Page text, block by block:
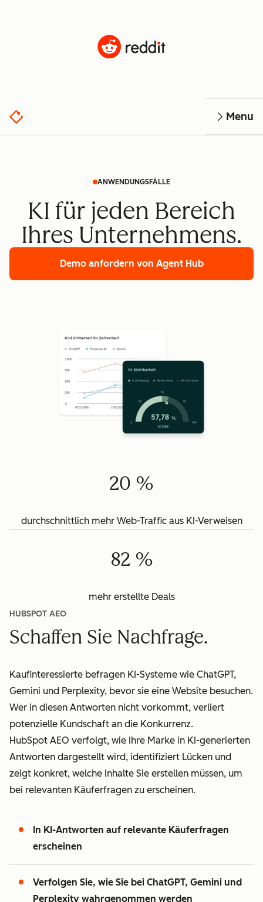
Menu
ANWENDUNGSFÄLLE
KI für jeden Bereich
Ihres Unternehmens.
Demo anfordern von Agent Hub
20 %
durchschnittlich mehr Web-Traffic aus KI-Verweisen
82 %
mehr erstellte Deals
HUBSPOT AEO
Schaffen Sie Nachfrage.
Kaufinteressierte befragen KI-Systeme wie ChatGPT,
Gemini und Perplexity, bevor sie eine Website besuchen.
Wer in diesen Antworten nicht vorkommt, verliert
potenzielle Kundschaft an die Konkurrenz.
HubSpot AEO verfolgt, wie Ihre Marke in KI-generierten
Antworten dargestellt wird, identifiziert Lücken und
zeigt konkret, welche Inhalte Sie erstellen müssen, um
bei relevanten Käuferfragen zu erscheinen.
In KI-Antworten auf relevante Käuferfragen
erscheinen
Verfolgen Sie, wie Sie bei ChatGPT, Gemini und
Perplexity wahrgenommen werden